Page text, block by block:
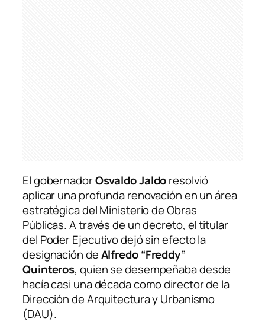
El gobernadorOsvaldo Jaldoresolvió
aplicar una profunda renovación en un área
estratégica del Ministerio de Obras
Públicas. A través de un decreto, el titular
del Poder Ejecutivo dejó sin efecto la
designación deAlfredo “Freddy”
Quinteros, quien se desempeñaba desde
hacía casi una década como director de la
Dirección de Arquitectura y Urbanismo
(DAU).